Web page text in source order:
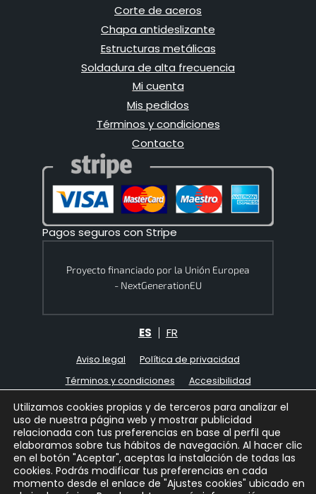
Corte de aceros
Chapa antideslizante
Estructuras metálicas
Soldadura de alta frecuencia
Mi cuenta
Mis pedidos
Términos y condiciones
Contacto
Pagos seguros con Stripe
Proyecto financiado por la Unión Europea
- NextGenerationEU
ES FR
Aviso legal
Política de privacidad
Términos y condiciones
Accesibilidad
Política de cookies
Mapa web
2026 © PREMAFER S.L. - Todos los derechos
reservados
Utilizamos cookies propias y de terceros para analizar el
uso de nuestra página web y mostrar publicidad
relacionada con tus preferencias en base al perfil que
elaboramos sobre tus hábitos de navegación. Al hacer clic
en el botón "Aceptar", aceptas la instalación de todas las
cookies. Podrás modificar tus preferencias en cada
momento desde el enlace de "Ajustes cookies" ubicado en